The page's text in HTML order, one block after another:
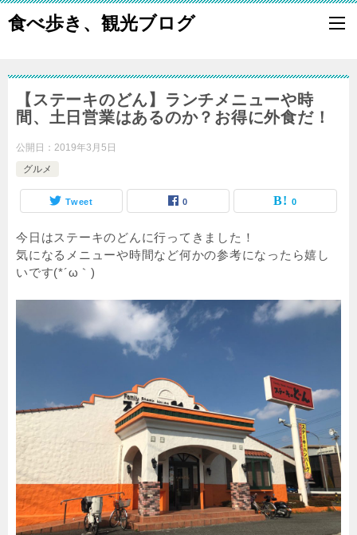
食べ歩き、観光ブログ
【ステーキのどん】ランチメニューや時
間、土日営業はあるのか？お得に外食だ！
公開日： 2019年3月5日
グルメ
Tweet 0 0
今日はステーキのどんに行ってきました！
気になるメニューや時間など何かの参考になったら嬉し
いです(*´ω｀)